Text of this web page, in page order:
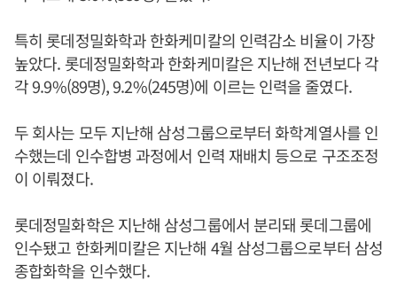
특히 롯데정밀화학과 한화케미칼의 인력감소 비율이 가장
높았다. 롯데정밀화학과 한화케미칼은 지난해 전년보다 각
각 9.9%(89명), 9.2%(245명)에 이르는 인력을 줄였다.
두 회사는 모두 지난해 삼성그룹으로부터 화학계열사를 인
수했는데 인수합병 과정에서 인력 재배치 등으로 구조조정
이 이뤄졌다.
롯데정밀화학은 지난해 삼성그룹에서 분리돼 롯데그룹에
인수됐고 한화케미칼은 지난해 4월 삼성그룹으로부터 삼성
종합화학을 인수했다.